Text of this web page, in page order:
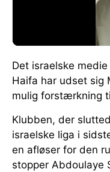
Det israelske medie
Haifa har udset sig
mulig forstærkning
Klubben, der
israelske liga i
en afløser for den
stopper Abdoulaye